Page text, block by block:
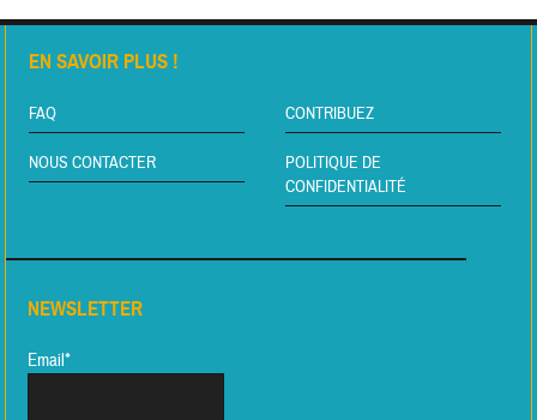
EN SAVOIR PLUS !
FAQ CONTRIBUEZ
NOUS CONTACTER
POLITIQUE DE
CONFIDENTIALITÉ
NEWSLETTER
Email*